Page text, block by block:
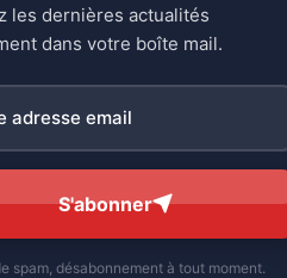
les dernières actualités
dans votre boîte mail.
S'abonner
spam, désabonnement à tout moment.